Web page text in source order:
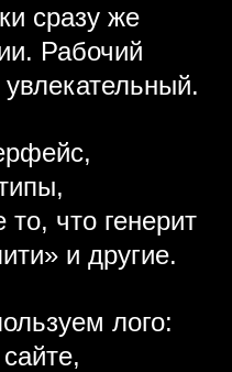
сразу же
Рабочий
что генерит
и другие.
лого: